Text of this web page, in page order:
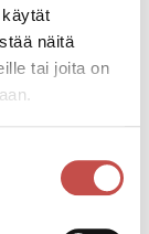
näitä
tai joita on